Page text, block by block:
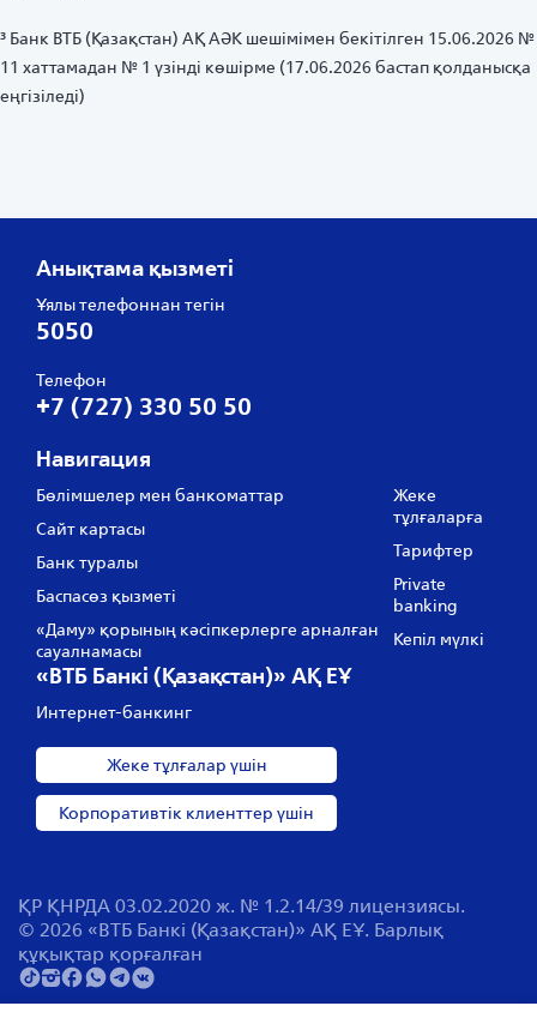
³ Банк ВТБ (Қазақстан) АҚ АӘК шешімімен бекітілген 15.06.2026 №
11 хаттамадан № 1 үзінді көшірме (17.06.2026 бастап қолданысқа
еңгізіледі)
Анықтама қызметі
Ұялы телефоннан тегін
5050
Телефон
+7 (727) 330 50 50
Навигация
Бөлімшелер мен банкоматтар
Сайт картасы
Банк туралы
Баспасөз қызметі
«Даму» қорының кәсіпкерлерге арналған
сауалнамасы
Жеке
тұлғаларға
Тарифтер
Private
banking
Кепіл мүлкі
«ВТБ Банкі (Қазақстан)» АҚ ЕҰ
Интернет-банкинг
Жеке тұлғалар үшін
Корпоративтік клиенттер үшін
ҚР ҚНРДА 03.02.2020 ж. № 1.2.14/39 лицензиясы.
© 2026 «ВТБ Банкі (Қазақстан)» АҚ ЕҰ. Барлық
құқықтар қорғалған